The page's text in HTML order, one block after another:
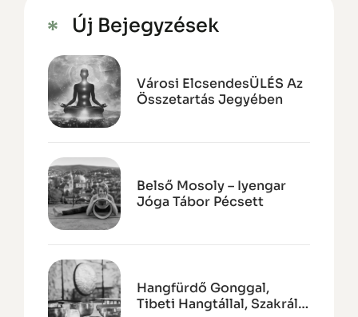
Új Bejegyzések
Városi ElcsendesÜLÉS Az
Összetartás Jegyében
Belső Mosoly – Iyengar
Jóga Tábor Pécsett
Hangfürdő Gonggal,
Tibeti Hangtállal, Szakrális